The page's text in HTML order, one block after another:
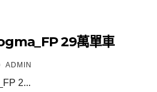
29萬單車
ADMIN
2...